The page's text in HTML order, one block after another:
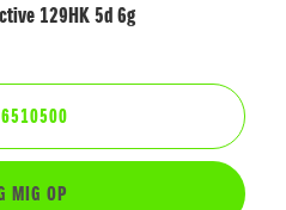
129HK 5d 6g
MIG OP